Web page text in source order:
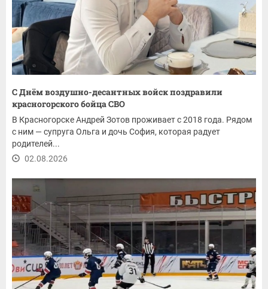
С Днём воздушно-десантных войск поздравили
красногорского бойца СВО
В Красногорске Андрей Зотов проживает с 2018 года. Рядом
с ним — супруга Ольга и дочь София, которая радует
родителей...
02.08.2026